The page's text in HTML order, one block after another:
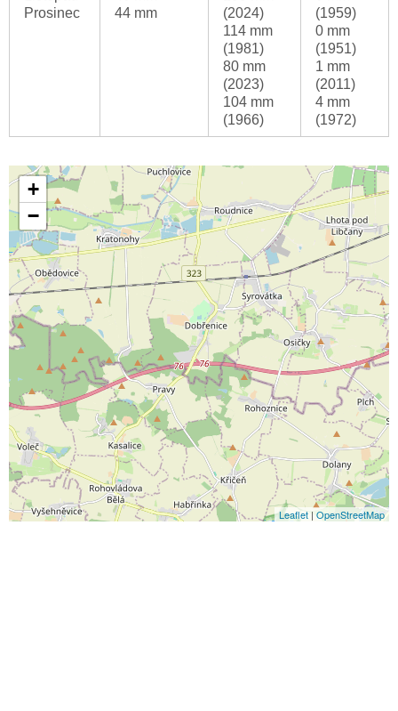
Prosinec
44 mm
(2024)
114 mm
(1981)
80 mm
(2023)
104 mm
(1966)
(1959)
0 mm
(1951)
1 mm
(2011)
4 mm
(1972)
+
−
Leaflet | OpenStreetMap